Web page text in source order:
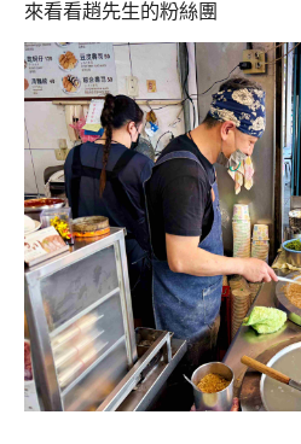
來看看趙先生的粉絲團